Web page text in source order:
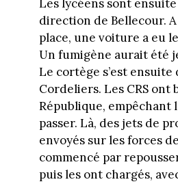
Les lycéens sont
direction de Bellecour.
place, une voiture a eu
Un fumigène aurait été
Le cortège s’est
Cordeliers. Les CRS ont
République, empêchant
passer. Là, des jets de
envoyés sur les forces
commencé par
puis les ont chargés,